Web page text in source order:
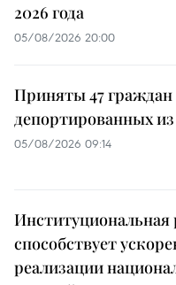
2026 года
05/08/2026 20:00
Приняты 47 граждан
депортированных
05/08/2026 09:14
способствует
реализации